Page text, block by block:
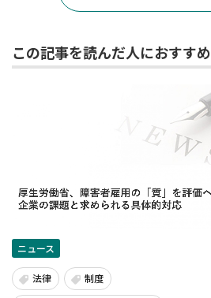
この記事を読んだ人におすすめ
ニュース
法律 制度